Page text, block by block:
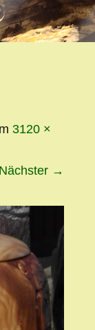
3120 ×
Nächster →